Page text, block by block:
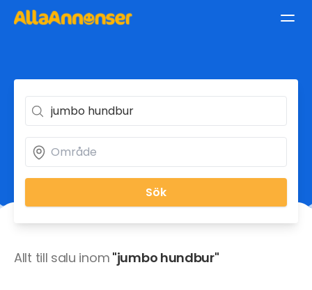
Sök
Allt till salu inom "jumbo hundbur"